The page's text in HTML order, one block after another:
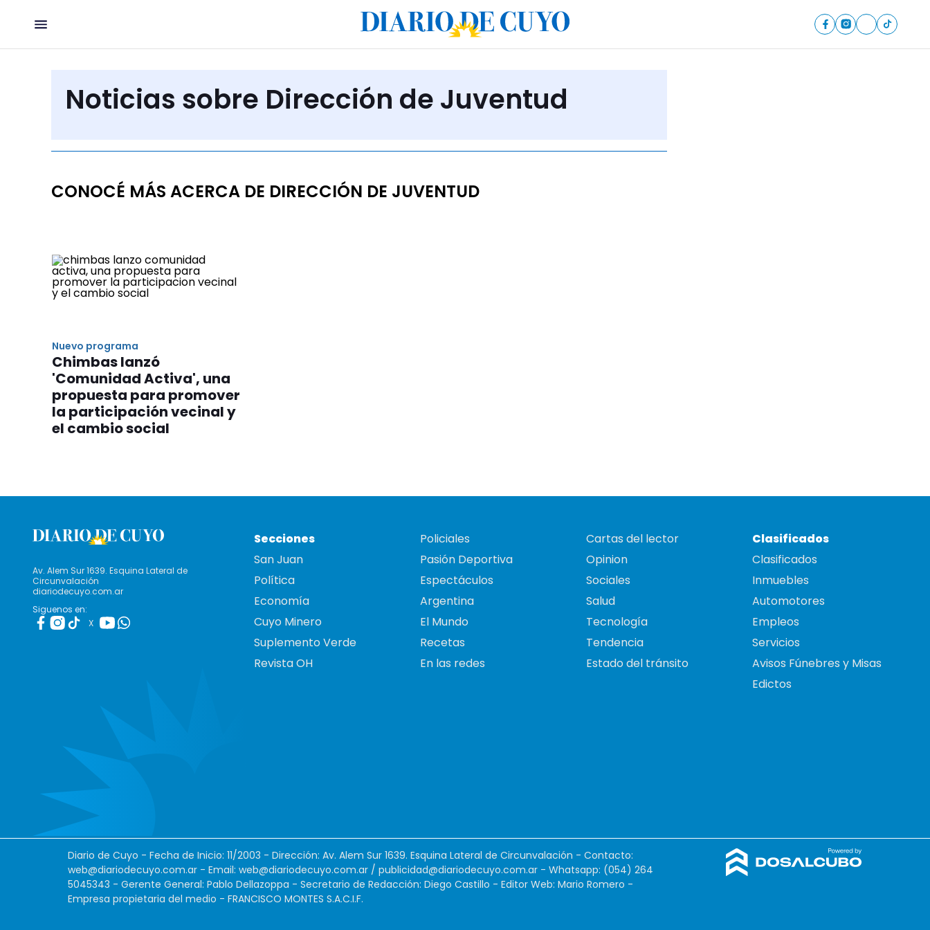
Noticias sobre Dirección de Juventud
CONOCÉ MÁS ACERCA DE DIRECCIÓN DE JUVENTUD
Nuevo programa
Chimbas lanzó
'Comunidad Activa', una
propuesta para promover
la participación vecinal y
el cambio social
Av. Alem Sur 1639. Esquina Lateral de
Circunvalación
diariodecuyo.com.ar
Siguenos en:
X
Secciones
San Juan
Política
Economía
Cuyo Minero
Suplemento Verde
Revista OH
Policiales
Pasión Deportiva
Espectáculos
Argentina
El Mundo
Recetas
En las redes
Cartas del lector
Opinion
Sociales
Salud
Tecnología
Tendencia
Estado del tránsito
Clasificados
Clasificados
Inmuebles
Automotores
Empleos
Servicios
Avisos Fúnebres y Misas
Edictos
Diario de Cuyo - Fecha de Inicio: 11/2003 - Dirección: Av. Alem Sur 1639. Esquina Lateral de Circunvalación - Contacto:
web@diariodecuyo.com.ar - Email: web@diariodecuyo.com.ar / publicidad@diariodecuyo.com.ar - Whatsapp: (054) 264
5045343 - Gerente General: Pablo Dellazoppa - Secretario de Redacción: Diego Castillo - Editor Web: Mario Romero -
Empresa propietaria del medio - FRANCISCO MONTES S.A.C.I.F.